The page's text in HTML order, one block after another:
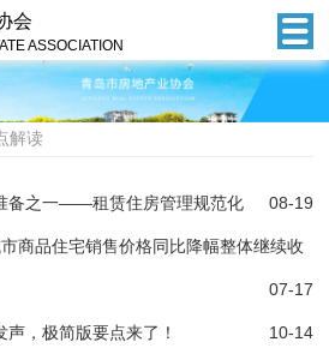
会
ASSOCIATION
解读
备之一——租赁住房管理规范化 08-19
商品住宅销售价格同比降幅整体继续收
07-17
，极简版要点来了！ 10-14